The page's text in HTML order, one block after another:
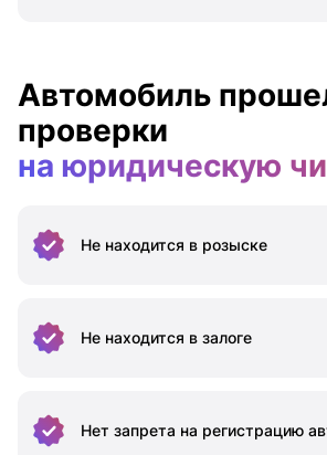
Автомобиль
проверки
на юридическую
Не находится в розыске
Не находится в залоге
Нет запрета на регистрацию